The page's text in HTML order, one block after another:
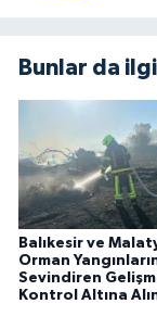
Bunlar da
Balıkesir ve
Orman
Sevindiren
Kontrol Altına